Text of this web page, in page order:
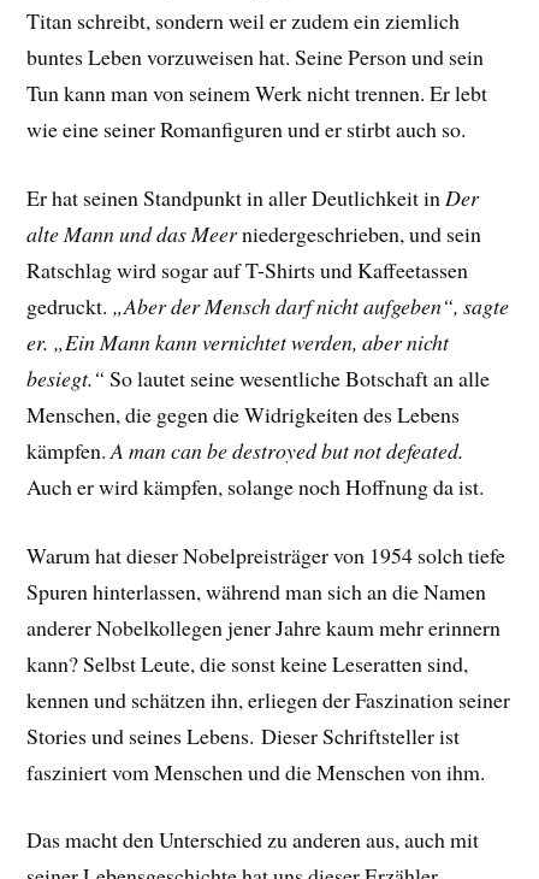
Titan schreibt, sondern weil er zudem ein ziemlich
buntes Leben vorzuweisen hat. Seine Person und sein
Tun kann man von seinem Werk nicht trennen. Er lebt
wie eine seiner Romanfiguren und er stirbt auch so.
Er hat seinen Standpunkt in aller Deutlichkeit in Der
alte Mann und das Meerniedergeschrieben, und sein
Ratschlag wird sogar auf T-Shirts und Kaffeetassen
gedruckt. „Aber der Mensch darf nicht aufgeben“, sagte
er. „Ein Mann kann vernichtet werden, aber nicht
besiegt.“So lautet seine wesentliche Botschaft an alle
Menschen, die gegen die Widrigkeiten des Lebens
kämpfen. A man can be destroyed but not defeated.
Auch er wird kämpfen, solange noch Hoffnung da ist.
Warum hat dieser Nobelpreisträger von 1954 solch tiefe
Spuren hinterlassen, während man sich an die Namen
anderer Nobelkollegen jener Jahre kaum mehr erinnern
kann? Selbst Leute, die sonst keine Leseratten sind,
kennen und schätzen ihn, erliegen der Faszination seiner
Stories und seines Lebens. Dieser Schriftsteller ist
fasziniert vom Menschen und die Menschen von ihm.
Das macht den Unterschied zu anderen aus, auch mit